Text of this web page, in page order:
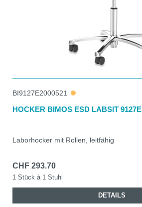
BI9127E2000521
HOCKER BIMOS ESD LABSIT 9127E
Laborhocker mit Rollen, leitfähig
CHF 293.70
1 Stück à 1 Stuhl
DETAILS